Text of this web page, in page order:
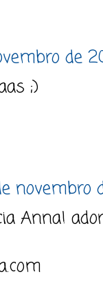
de
;)
novembro
Anna!